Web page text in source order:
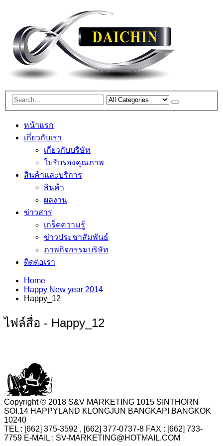
หน้าแรก
เกี่ยวกับเรา
เกี่ยวกับบริษัท
ใบรับรองคุณภาพ
สินค้าและบริการ
สินค้า
ผลงาน
ข่าวสาร
เกร็ดความรู้
ข่าวประชาสัมพันธ์
ภาพกิจกรรมบริษัท
ติดต่อเรา
Home
Happy New year 2014
Happy_12
ไฟล์สื่อ - Happy_12
Copyright © 2018 S&V MARKETING 1015 SINTHORN
SOI.14 HAPPYLAND KLONGJUN BANGKAPI BANGKOK
10240
TEL : [662] 375-3592 , [662] 377-0737-8 FAX : [662] 733-
7759 E-MAIL : SV-MARKETING@HOTMAIL.COM